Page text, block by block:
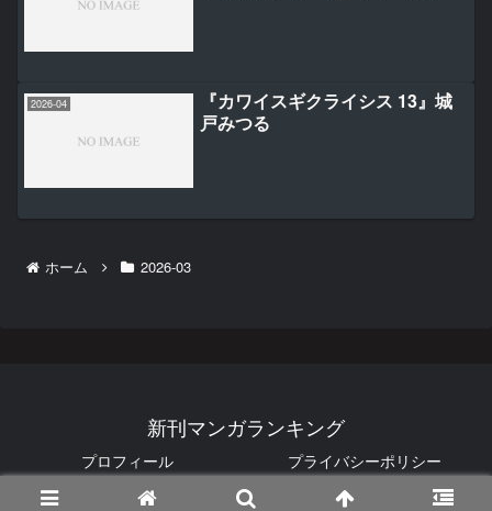
2026-04
『カワイスギクライシス 13』城
戸みつる
ホーム 2026-03
新刊マンガランキング
プロフィール
プライバシーポリシー
© 2025 新刊マンガランキング.